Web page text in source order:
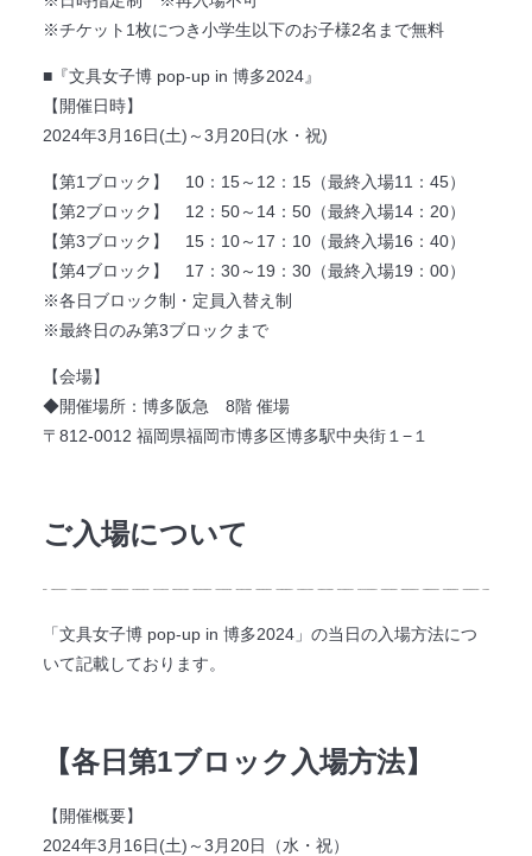
※チケット1枚につき小学生以下のお子様2名まで無料
■『文具女子博 pop-up in 博多2024』
【開催日時】
2024年3月16日(土)～3月20日(水・祝)
【第1ブロック】 10：15～12：15（最終入場11：45）
【第2ブロック】 12：50～14：50（最終入場14：20）
【第3ブロック】 15：10～17：10（最終入場16：40）
【第4ブロック】 17：30～19：30（最終入場19：00）
※各日ブロック制・定員入替え制
※最終日のみ第3ブロックまで
【会場】
◆開催場所：博多阪急 8階 催場
〒812-0012 福岡県福岡市博多区博多駅中央街１−１
ご入場について
「文具女子博 pop-up in 博多2024」の当日の入場方法につ
いて記載しております。
【各日第1ブロック入場方法】
【開催概要】
2024年3月16日(土)～3月20日（水・祝）